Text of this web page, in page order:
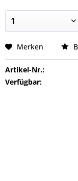
Merken
Artikel-Nr.:
Verfügbar: